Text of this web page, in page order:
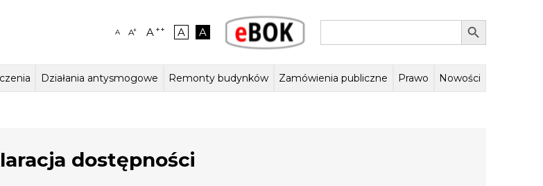
A A+ A++ A A eBOK
Search
Search Button
Działania antysmogowe Remonty budynków Zamówienia publiczne Prawo Nowości
dostępności